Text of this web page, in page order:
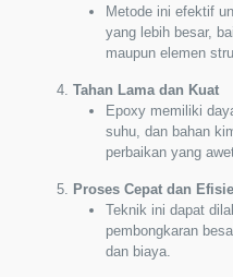
Metode ini efektif
yang lebih besar,
maupun elemen
Tahan Lama dan Kuat
Epoxy memiliki
suhu, dan bahan
perbaikan yang
Proses Cepat dan
Teknik ini dapat
pembongkaran
dan biaya.